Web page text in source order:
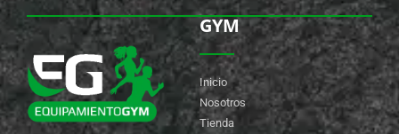
GYM
Inicio
Nosotros
Tienda